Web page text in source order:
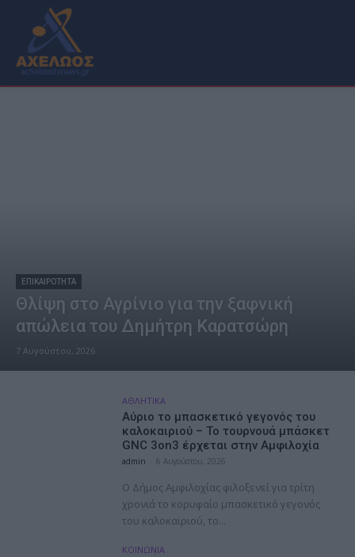
ΕΠΙΚΑΙΡΟΤΗΤΑ
Θλίψη στο Αγρίνιο για την ξαφνική
απώλεια του Δημήτρη Καρατσώρη
7 Αυγούστου, 2026
ΑΘΛΗΤΙΚΑ
Αύριο το μπασκετικό γεγονός του
καλοκαιριού – Το τουρνουά μπάσκετ
GNC 3on3 έρχεται στην Αμφιλοχία
admin 6 Αυγούστου, 2026
Ο Δήμος Αμφιλοχίας φιλοξενεί για τρίτη
χρονιά το κορυφαίο μπασκετικό γεγονός
του καλοκαιριού, το...
ΚΟΙΝΩΝΙΑ